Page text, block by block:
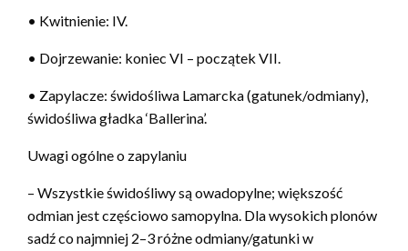
• Kwitnienie: IV.
• Dojrzewanie: koniec VI – początek VII.
• Zapylacze: świdośliwa Lamarcka (gatunek/odmiany),
świdośliwa gładka ‘Ballerina’.
Uwagi ogólne o zapylaniu
– Wszystkie świdośliwy są owadopylne; większość
odmian jest częściowo samopylna. Dla wysokich plonów
sadź co najmniej 2–3 różne odmiany/gatunki w